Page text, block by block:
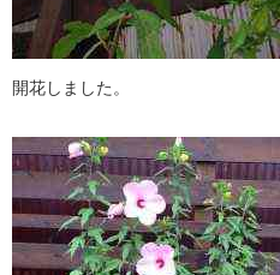
開花しました。